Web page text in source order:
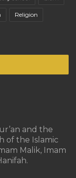
Religion
and the
of the Islamic
Malik, Imam